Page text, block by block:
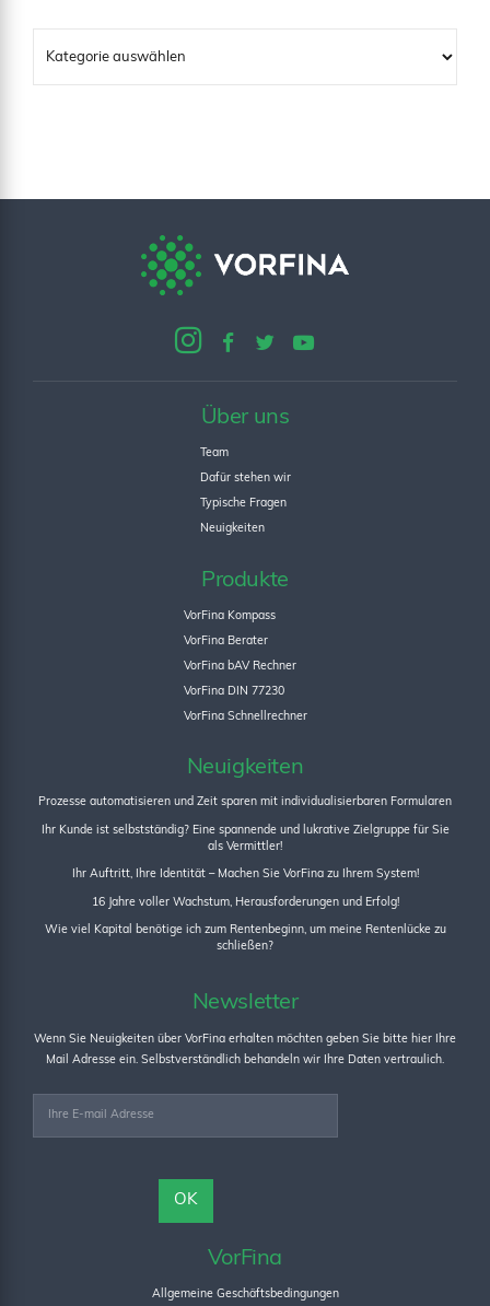
Über uns
Team
Dafür stehen wir
Typische Fragen
Neuigkeiten
Produkte
VorFina Kompass
VorFina Berater
VorFina bAV Rechner
VorFina DIN 77230
VorFina Schnellrechner
Neuigkeiten
Prozesse automatisieren und Zeit sparen mit individualisierbaren Formularen
Ihr Kunde ist selbstständig? Eine spannende und lukrative Zielgruppe für Sie
als Vermittler!
Ihr Auftritt, Ihre Identität – Machen Sie VorFina zu Ihrem System!
16 Jahre voller Wachstum, Herausforderungen und Erfolg!
Wie viel Kapital benötige ich zum Rentenbeginn, um meine Rentenlücke zu
schließen?
Newsletter
Wenn Sie Neuigkeiten über VorFina erhalten möchten geben Sie bitte hier Ihre
Mail Adresse ein. Selbstverständlich behandeln wir Ihre Daten vertraulich.
VorFina
Allgemeine Geschäftsbedingungen